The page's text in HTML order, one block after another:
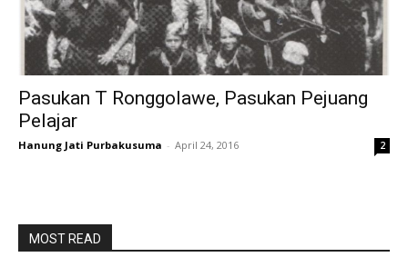
Pasukan T Ronggolawe, Pasukan Pejuang
Pelajar
Hanung Jati Purbakusuma - April 24, 2016 2
MOST READ